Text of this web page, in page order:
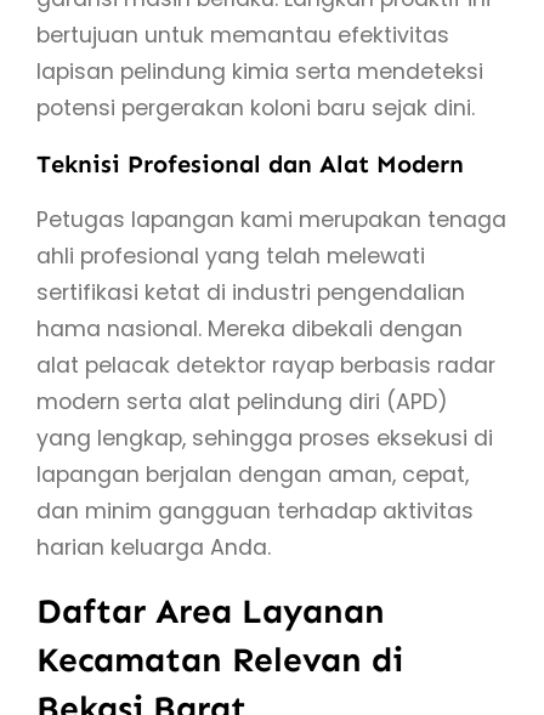
bertujuan untuk memantau efektivitas
lapisan pelindung kimia serta mendeteksi
potensi pergerakan koloni baru sejak dini.
Teknisi Profesional dan Alat Modern
Petugas lapangan kami merupakan tenaga
ahli profesional yang telah melewati
sertifikasi ketat di industri pengendalian
hama nasional. Mereka dibekali dengan
alat pelacak detektor rayap berbasis radar
modern serta alat pelindung diri (APD)
yang lengkap, sehingga proses eksekusi di
lapangan berjalan dengan aman, cepat,
dan minim gangguan terhadap aktivitas
harian keluarga Anda.
Daftar Area Layanan
Kecamatan Relevan di